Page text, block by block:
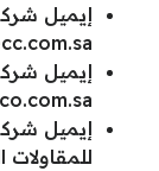
إيميل
إيميل
إيميل
للمقاولات